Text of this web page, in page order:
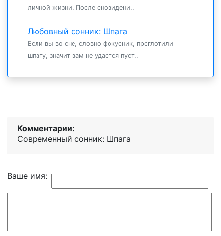
личной жизни. После сновидени..
Любовный сонник: Шпага
Если вы во сне, словно фокусник, проглотили
шпагу, значит вам не удастся пуст..
Комментарии:
Современный сонник: Шпага
Ваше имя: